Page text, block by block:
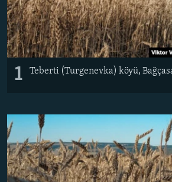
RFE/RS bütün saytları
1 Teberti (Turgenevka) köyü,